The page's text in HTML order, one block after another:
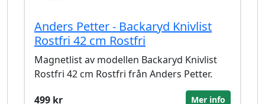
Anders Petter - Backaryd Knivlist
Rostfri 42 cm Rostfri
Magnetlist av modellen Backaryd Knivlist
Rostfri 42 cm Rostfri från Anders Petter.
499 kr
Mer info